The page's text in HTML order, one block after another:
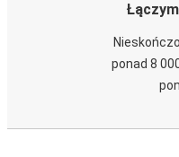
ponad 8